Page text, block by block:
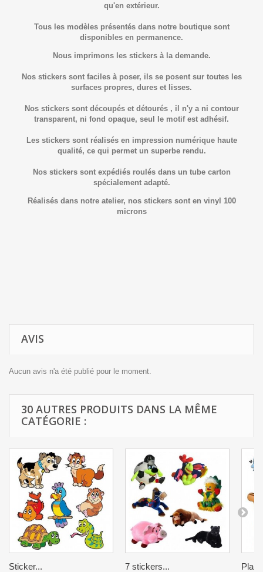
qu'en extérieur.
Tous les modèles présentés dans notre boutique sont
disponibles en permanence.
Nous imprimons les stickers à la demande.
Nos stickers sont faciles à poser, ils se posent sur toutes les
surfaces propres, dures et lisses.
Nos stickers sont découpés et détourés , il n'y a ni contour
transparent, ni fond opaque, seul le motif est adhésif.
Les stickers sont réalisés en impression numérique haute
qualité, ce qui permet un superbe rendu.
Nos stickers sont expédiés roulés dans un tube carton
spécialement adapté.
Réalisés dans notre atelier, nos stickers sont en vinyl 100
microns
AVIS
Aucun avis n'a été publié pour le moment.
30 AUTRES PRODUITS DANS LA MÊME
CATÉGORIE :
Sticker... 7 stickers...